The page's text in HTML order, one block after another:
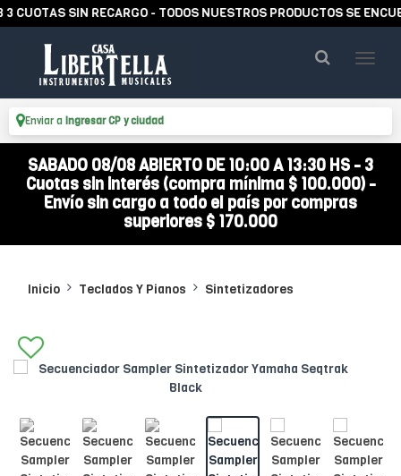
SIN RECARGO - TODOS NUESTROS PRODUCTOS SE
Enviar a Ingresar CP y ciudad
SABADO 08/08 ABIERTO DE 10:00 A 13:30 HS - 3
Cuotas sin interés (compra mínima $ 100.000) -
Envío sin cargo a todo el país por compras
superiores $ 170.000
Inicio Teclados Y Pianos Sintetizadores